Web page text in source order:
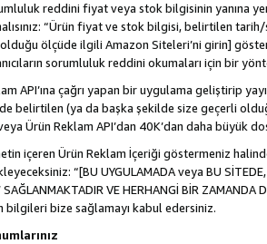
reddini fiyat veya stok bilgisinin yanına
“Ürün fiyat ve stok bilgisi, belirtilen
ölçüde ilgili Amazon Siteleri’ni girin]
sorumluluk reddini okumaları için bir
API’ına çağrı yapan bir uygulama geliştirip
belirtilen (ya da başka şekilde size geçerli
Ürün Reklam API’dan 40K’dan daha büyük
içeren Ürün Reklam İçeriği göstermeniz
“[BU UYGULAMADA veya BU SİTEDE,
SAĞLANMAKTADIR VE HERHANGİ BİR
bize sağlamayı kabul edersiniz.